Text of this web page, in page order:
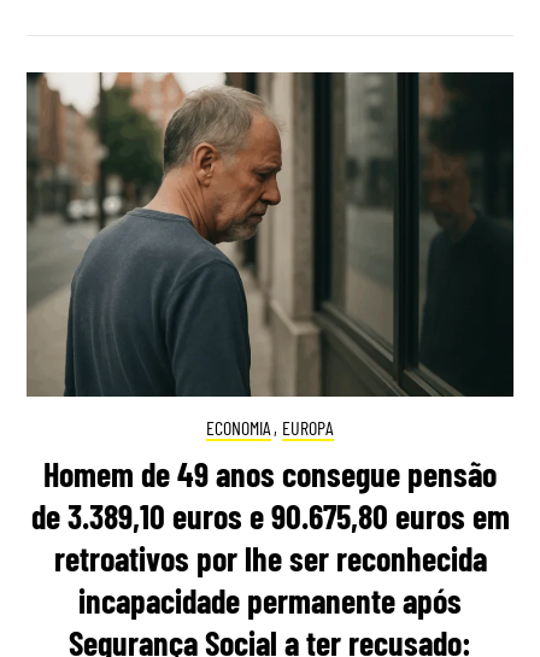
ECONOMIA , EUROPA
Homem de 49 anos consegue pensão
de 3.389,10 euros e 90.675,80 euros em
retroativos por lhe ser reconhecida
incapacidade permanente após
Segurança Social a ter recusado: